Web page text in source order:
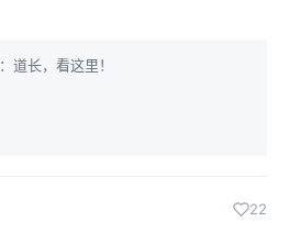
：道长，看这里！
22